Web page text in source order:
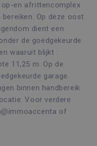
en afrittencomplex
Op deze oost
dient een
de goedgekeurde
waaruit blijkt :
11,25 m. Op de
garage.
binnen handbereik
Voor verdere
of